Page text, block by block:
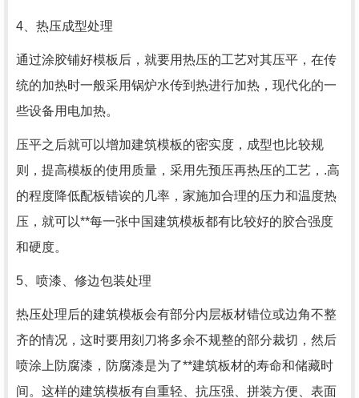
4、热压成型处理
通过涂胶铺好模板后，就要用热压的工艺对其压平，在传
统的加热时一般采用锅炉水传到热进行加热，现代化的一
些设备用电加热。
压平之后就可以增加建筑模板的密实度，成型也比较规
则，提高模板的使用质量，采用先预压再热压的工艺，.高
的程度降低配板错诶的几率，家施加合理的压力和温度热
压，就可以**每一张中国建筑模板都有比较好的胶合强度
和硬度。
5、喷漆、修边包装处理
热压处理后的建筑模板会有部分内层板材错位或边角不整
齐的情况，这时要用刻刀将多余不规整的部分裁切，然后
喷涂上防腐漆，防腐漆是为了**建筑板材的寿命和储藏时
间。这样的建筑模板有自重轻、抗压强、拼装方便、表面